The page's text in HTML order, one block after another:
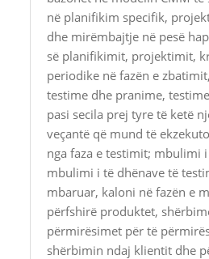
në planifikim specifik,
dhe mirëmbajtje në pesë
së planifikimit, projektimit,
periodike në fazën e
testime dhe pranime,
pasi secila prej tyre të ketë
veçantë që mund të
nga faza e testimit; mbulimi
mbulimi i të dhënave të
mbaruar, kaloni në fazën e
përfshirë produktet,
përmirësimet për të
shërbimin ndaj klientit dhe